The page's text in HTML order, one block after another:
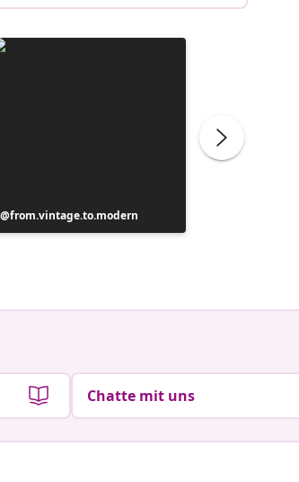
Beitrag
veröffentlicht
from.vintage.to.modern
Chatte mit uns